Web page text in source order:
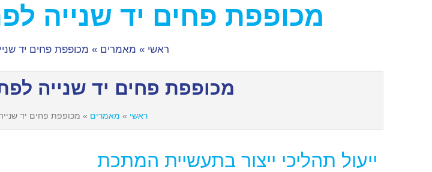
מכופפת פחים יד שנייה
ראשי » מאמרים » מכופפת פחים יד
מכופפת פחים יד שנייה
ראשי » מאמרים » מכופפת פחים יד שנייה
ייעול תהליכי ייצור בתעשיית המתכת